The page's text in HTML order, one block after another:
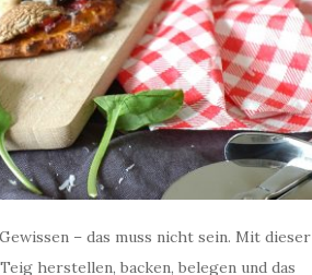
– das muss nicht sein. Mit dieser
herstellen, backen, belegen und das